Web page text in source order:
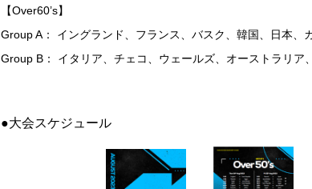
【Over60’s】
Group A： イングランド、フランス、バスク、韓国、日本、
Group B： イタリア、チェコ、ウェールズ、オーストラリア
●大会スケジュール